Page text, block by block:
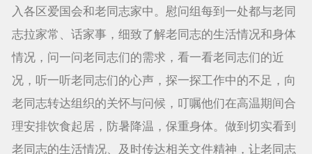
入各区爱国会和老同志家中。慰问组每到一处都与老同
志拉家常、话家事，细致了解老同志的生活情况和身体
情况，问一问老同志们的需求，看一看老同志们的近
况，听一听老同志们的心声，探一探工作中的不足，向
老同志转达组织的关怀与问候，叮嘱他们在高温期间合
理安排饮食起居，防暑降温，保重身体。做到切实看到
老同志的生活情况、及时传达相关文件精神，让老同志